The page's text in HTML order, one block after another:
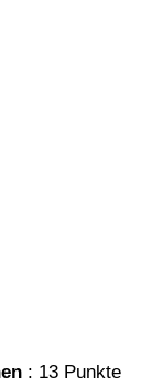
: 13 Punkte